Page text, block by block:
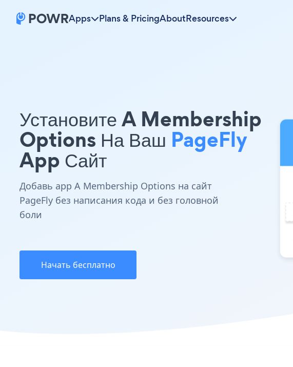
Apps Plans & PricingAboutResources
Установите A Membership
Options На Ваш PageFly
App Сайт
Добавь app A Membership Options на сайт
PageFly без написания кода и без головной
боли
Начать бесплатно